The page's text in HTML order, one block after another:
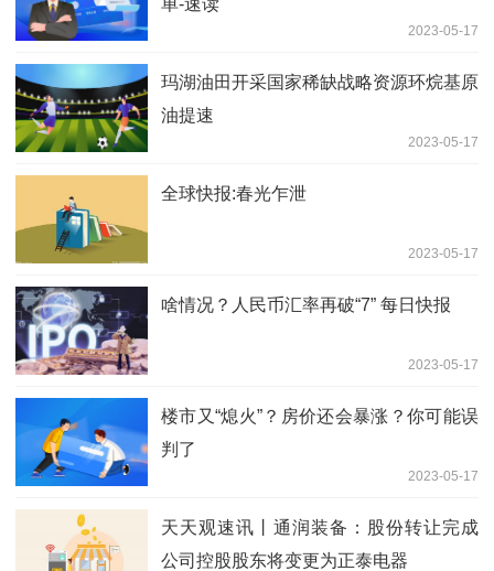
2023-05-17
玛湖油田开采国家稀缺战略资源环烷基原
油提速
2023-05-17
全球快报:春光乍泄
2023-05-17
啥情况？人民币汇率再破“7” 每日快报
2023-05-17
楼市又“熄火”？房价还会暴涨？你可能误
判了
2023-05-17
天天观速讯丨通润装备：股份转让完成
公司控股股东将变更为正泰电器